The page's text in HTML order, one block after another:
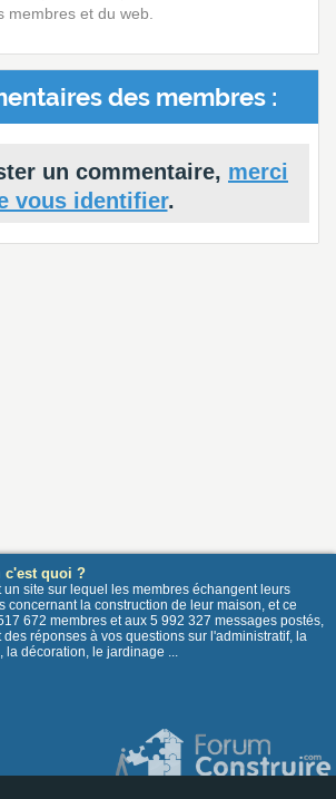
membres et du web.
des membres :
un commentaire, merci
vous identifier.
c'est quoi ?
un site sur lequel les membres échangent leurs
concernant la construction de leur maison, et ce
672 membres et aux 5 992 327 messages postés,
réponses à vos questions sur l'administratif, la
la décoration, le jardinage ...